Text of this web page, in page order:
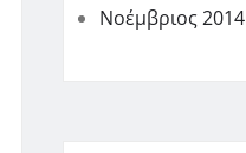
Νοέμβριος 2014